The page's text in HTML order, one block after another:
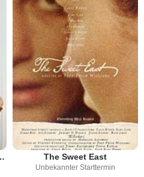
zu tun, vorbei ist The Sweet East
Unbekannter Starttermin